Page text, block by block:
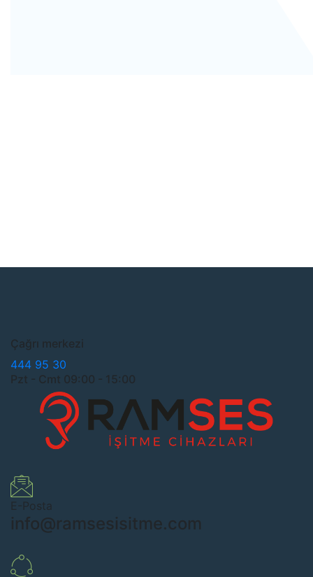
Çağrı merkezi
444 95 30
Pzt - Cmt 09:00 - 15:00
E-Posta
info@ramsesisitme.com